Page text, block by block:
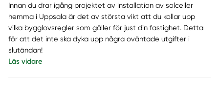
Innan du drar igång projektet av installation av solceller
hemma i Uppsala är det av största vikt att du kollar upp
vilka bygglovsregler som gäller för just din fastighet. Detta
för att det inte ska dyka upp några oväntade utgifter i
slutändan!
Läs vidare